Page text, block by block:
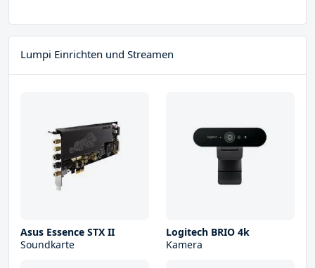
Lumpi Einrichten und Streamen
Asus Essence STX II
Soundkarte
Logitech BRIO 4k
Kamera